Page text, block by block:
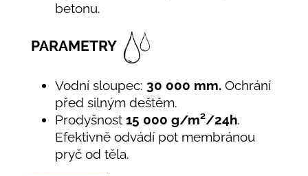
betonu.
PARAMETRY
Vodní sloupec: 30 000 mm. Ochrání
před silným deštěm.
Prodyšnost 15 000 g/m²/24h.
Efektivně odvádí pot membránou
pryč od těla.